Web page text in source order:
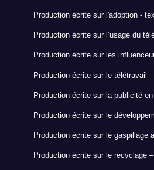
Production écrite sur l'adoption -
Production écrite sur l’usage du
Production écrite sur les
Production écrite sur le télétravail –
Production écrite sur la publicité en
Production écrite sur le
Production écrite sur le gaspillage
Production écrite sur le recyclage